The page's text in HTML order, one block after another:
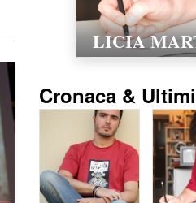
LORELLA
Cronaca &